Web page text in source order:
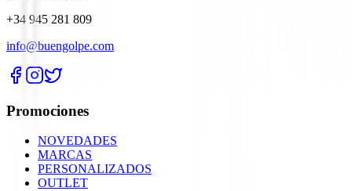
+34 945 281 809
info@buengolpe.com
Promociones
NOVEDADES
MARCAS
PERSONALIZADOS
OUTLET